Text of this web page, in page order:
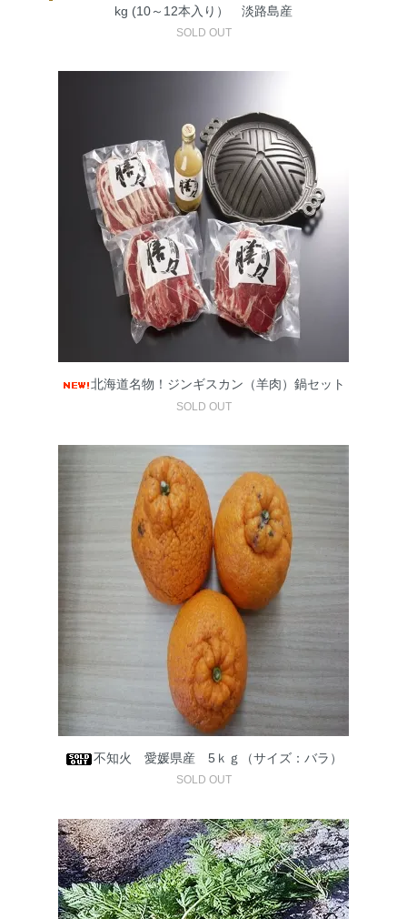
kg (10～12本入り） 淡路島産
SOLD OUT
北海道名物！ジンギスカン（羊肉）鍋セット
SOLD OUT
不知火 愛媛県産 5ｋｇ（サイズ：バラ）
SOLD OUT